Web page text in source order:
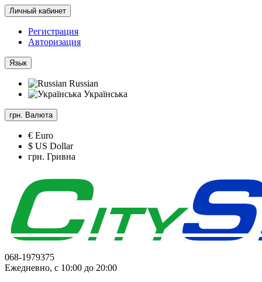
Личный кабинет
Регистрация
Авторизация
Язык
Russian
Українська
грн. Валюта
€ Euro
$ US Dollar
грн. Гривна
068-1979375
Ежедневно, с 10:00 до 20:00